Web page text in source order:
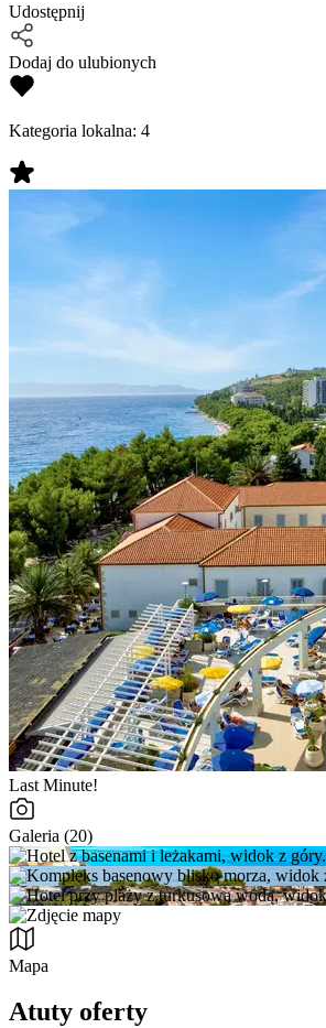
Udostępnij
Dodaj do ulubionych
Kategoria lokalna: 4
Last Minute!
Galeria (20)
Mapa
Atuty oferty